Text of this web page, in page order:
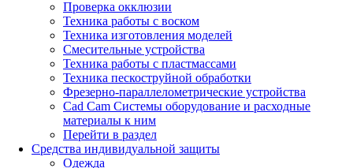
Проверка окклюзии
Техника работы с воском
Техника изготовления моделей
Смесительные устройства
Техника работы с пластмассами
Техника пескоструйной обработки
Фрезерно-параллелометрические устройства
Cad Cam Системы оборудование и расходные
материалы к ним
Перейти в раздел
Средства индивидуальной защиты
Одежда